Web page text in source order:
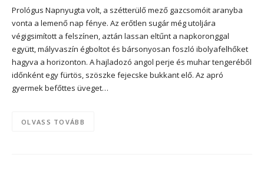
Prológus Napnyugta volt, a szétterülő mező gazcsomóit aranyba
vonta a lemenő nap fénye. Az erőtlen sugár még utoljára
végigsimított a felszínen, aztán lassan eltűnt a napkoronggal
együtt, mályvaszín égboltot és bársonyosan foszló ibolyafelhőket
hagyva a horizonton. A hajladozó angol perje és muhar tengeréből
időnként egy fürtös, szöszke fejecske bukkant elő. Az apró
gyermek befőttes üveget…
OLVASS TOVÁBB